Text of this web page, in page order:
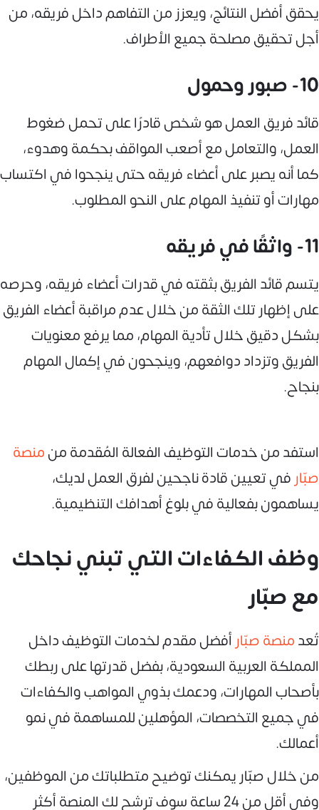
يحقق أفضل النتائج، ويعزز من التفاهم داخل فريقه، من
أجل تحقيق مصلحة جميع الأطراف.
10- صبور وحمول
قائد فريق العمل هو شخص قادرًا على تحمل ضغوط
العمل، والتعامل مع أصعب المواقف بحكمة وهدوء،
كما أنه يصبر على أعضاء فريقه حتى ينجحوا في اكتساب
مهارات أو تنفيذ المهام على النحو المطلوب.
11- واثقًا في فريقه
يتسم قائد الفريق بثقته في قدرات أعضاء فريقه، وحرصه
على إظهار تلك الثقة من خلال عدم مراقبة أعضاء الفريق
بشكل دقيق خلال تأدية المهام، مما يرفع معنويات
الفريق وتزداد دوافعهم، وينجحون في إكمال المهام
بنجاح.
استفد من خدمات التوظيف الفعالة المُقدمة منمنصة
صبّار في تعيين قادة ناجحين لفرق العمل لديك،
يساهمون بفعالية في بلوغ أهدافك التنظيمية.
وظف الكفاءات التي تبني نجاحك
مع صبّار
تُعدمنصة صبّار أفضل مقدم لخدمات التوظيف داخل
المملكة العربية السعودية، بفضل قدرتها على ربطك
بأصحاب المهارات، ودعمك بذوي المواهب والكفاءات
في جميع التخصصات، المؤهلين للمساهمة في نمو
أعمالك.
من خلال صبّار يمكنك توضيح متطلباتك من الموظفين،
وفي أقل من 24 ساعة سوف ترشح لك المنصة أكثر